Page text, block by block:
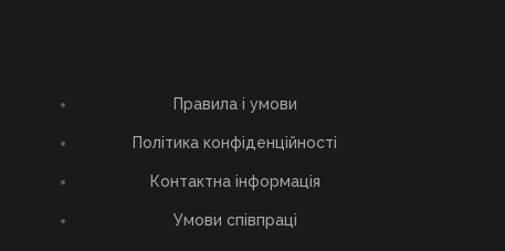
Правила і умови
Політика конфіденційності
Контактна інформація
Умови співпраці